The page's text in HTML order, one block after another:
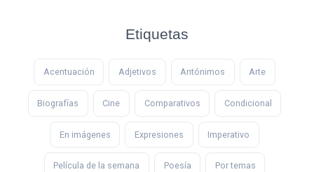
Etiquetas
Acentuación Adjetivos Antónimos Arte
Biografías Cine Comparativos Condicional
En imágenes Expresiones Imperativo
Película de la semana Poesía Por temas